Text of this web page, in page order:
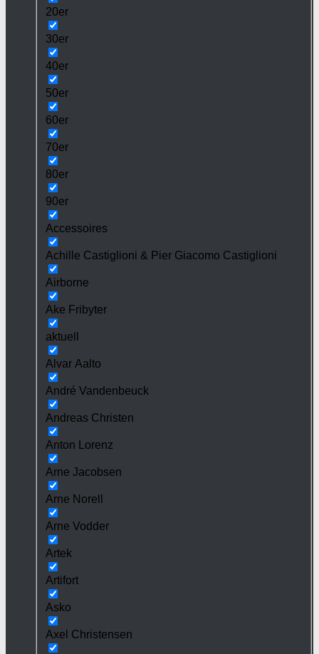
20er
30er
40er
50er
60er
70er
80er
90er
Accessoires
Achille Castiglioni & Pier Giacomo Castiglioni
Airborne
Ake Fribyter
aktuell
Alvar Aalto
André Vandenbeuck
Andreas Christen
Anton Lorenz
Arne Jacobsen
Arne Norell
Arne Vodder
Artek
Artifort
Asko
Axel Christensen